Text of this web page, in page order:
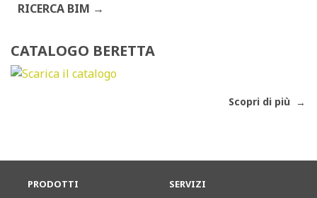
RICERCA BIM
CATALOGO BERETTA
Scopri di più
PRODOTTI SERVIZI